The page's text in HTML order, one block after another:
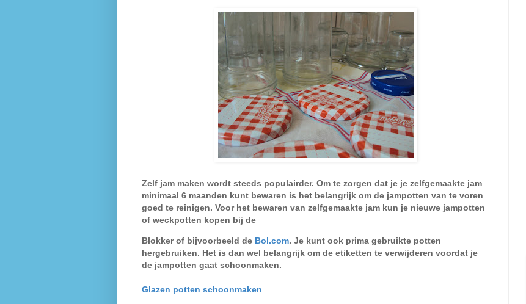
Zelf jam maken wordt steeds populairder. Om te zorgen dat je je zelfgemaakte jam
minimaal 6 maanden kunt bewaren is het belangrijk om de jampotten van te voren
goed te reinigen. Voor het bewaren van zelfgemaakte jam kun je nieuwe jampotten
of weckpotten kopen bij de
Blokkerof bijvoorbeeld de Bol.com. Je kunt ook prima gebruikte potten
hergebruiken. Het is dan wel belangrijk om de etiketten te verwijderen voordat je
de jampotten gaat schoonmaken.
Glazen potten schoonmaken